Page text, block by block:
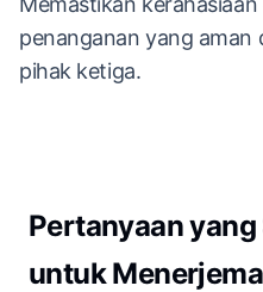
penanganan yang aman
pihak ketiga.
Pertanyaan
untuk